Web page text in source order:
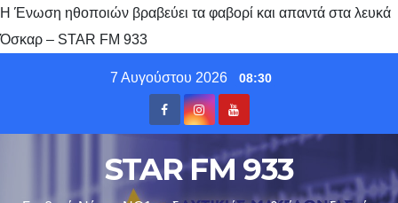
Η Ένωση ηθοποιών βραβεύει τα φαβορί και απαντά στα λευκά
Όσκαρ – STAR FM 933
7 Αυγούστου 2026 08:30
STAR FM 933